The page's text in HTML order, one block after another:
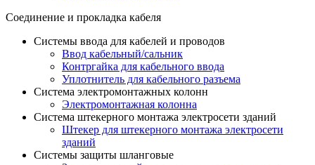
Соединение и прокладка кабеля
Системы ввода для кабелей и проводов
Ввод кабельный/сальник
Контргайка для кабельного ввода
Уплотнитель для кабельного разъема
Система электромонтажных колонн
Электромонтажная колонна
Система штекерного монтажа электросети зданий
Штекер для штекерного монтажа электросети
зданий
Системы защиты шланговые